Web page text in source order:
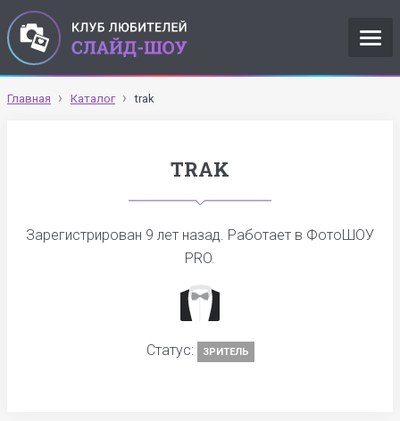
Главная Каталог trak
TRAK
Зарегистрирован 9 лет назад. Работает в ФотоШОУ
PRO.
Статус: ЗРИТЕЛЬ